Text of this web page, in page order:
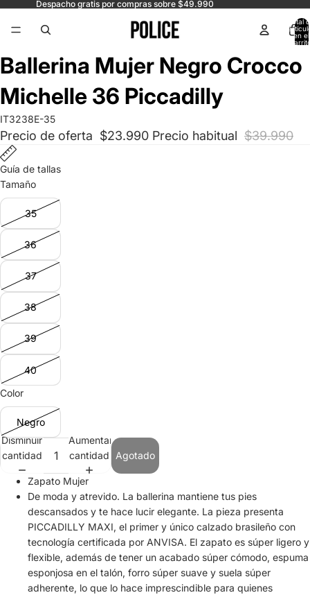
Despacho gratis por compras sobre $49.990
Total
en el
Abrir
imagen
a
pantalla
completa
Abrir
imagen
a
pantalla
completa
Abrir
imagen
a
pantalla
completa
Abrir
imagen
a
pantalla
completa
Ballerina Mujer Negro Crocco
Michelle 36 Piccadilly
IT3238E-35
Precio de oferta $23.990 Precio habitual $39.990
Guía de tallas
Tamaño
35
36
37
38
39
40
Color
Negro
Disminuir
cantidad
Aumentar
cantidad
Agotado
​Zapato Mujer​​
De moda y atrevido. La ballerina mantiene tus pies
descansados ​​y te hace lucir elegante. La pieza presenta
PICCADILLY MAXI, el primer y único calzado brasileño con
tecnología certificada por ANVISA. El zapato es súper ligero y
flexible, además de tener un acabado súper cómodo, espuma
esponjosa en el talón, forro súper suave y suela súper
adherente, lo que lo hace imprescindible para quienes